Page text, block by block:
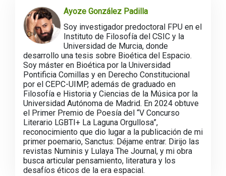
Ayoze González Padilla
Soy investigador predoctoral FPU en el
Instituto de Filosofía del CSIC y la
Universidad de Murcia, donde
desarrollo una tesis sobre Bioética del Espacio.
Soy máster en Bioética por la Universidad
Pontificia Comillas y en Derecho Constitucional
por el CEPC-UIMP, además de graduado en
Filosofía e Historia y Ciencias de la Música por la
Universidad Autónoma de Madrid. En 2024 obtuve
el Primer Premio de Poesía del “V Concurso
Literario LGBTI+ La Laguna Orgullosa”,
reconocimiento que dio lugar a la publicación de mi
primer poemario, Sanctus: Déjame entrar. Dirijo las
revistas Numinis y Lulaya The Journal, y mi obra
busca articular pensamiento, literatura y los
desafíos éticos de la era espacial.